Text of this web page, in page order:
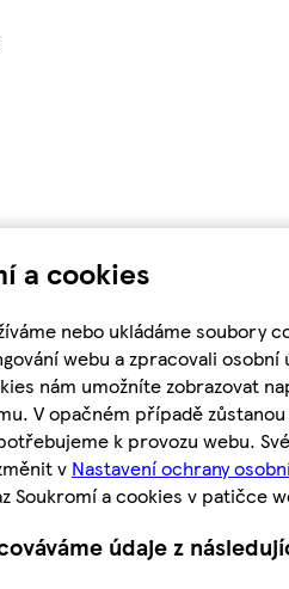
a cookies
nebo ukládáme soubory
webu a zpracovali osobní
nám umožníte zobrazovat
V opačném případě
k provozu webu. Své
v Nastavení ochrany
Soukromí a cookies v patičce
údaje z